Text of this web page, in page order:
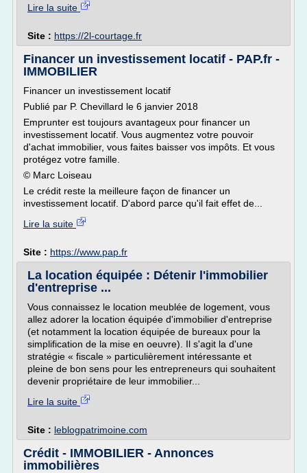
Lire la suite
Site : https://2l-courtage.fr
Financer un investissement locatif - PAP.fr -
IMMOBILIER
Financer un investissement locatif
Publié par P. Chevillard le 6 janvier 2018
Emprunter est toujours avantageux pour financer un
investissement locatif. Vous augmentez votre pouvoir
d'achat immobilier, vous faites baisser vos impôts. Et vous
protégez votre famille.
© Marc Loiseau
Le crédit reste la meilleure façon de financer un
investissement locatif. D'abord parce qu'il fait effet de...
Lire la suite
Site : https://www.pap.fr
La location équipée : Détenir l'immobilier
d'entreprise ...
Vous connaissez le location meublée de logement, vous
allez adorer la location équipée d'immobilier d'entreprise
(et notamment la location équipée de bureaux pour la
simplification de la mise en oeuvre). Il s'agit la d'une
stratégie « fiscale » particulièrement intéressante et
pleine de bon sens pour les entrepreneurs qui souhaitent
devenir propriétaire de leur immobilier...
Lire la suite
Site : leblogpatrimoine.com
Crédit - IMMOBILIER - Annonces
immobilières